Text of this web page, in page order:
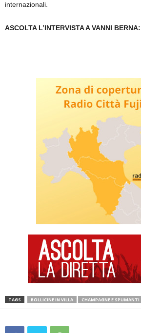
internazionali.
ASCOLTA L’INTERVISTA A VANNI BERNA:
TAGS BOLLICINE IN VILLA CHAMPAGNE E SPUMANTI